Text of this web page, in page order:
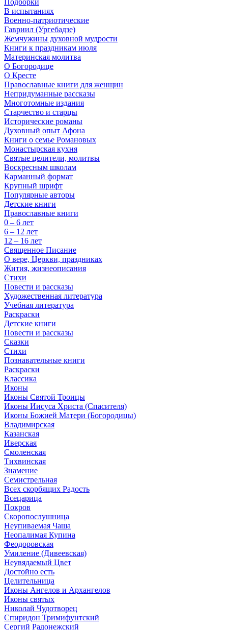
Подборки
В испытаниях
Военно-патриотические
Гавриил (Ургебадзе)
Жемчужины духовной мудрости
Книги к праздникам июля
Материнская молитва
О Богородице
О Кресте
Православные книги для женщин
Непридуманные рассказы
Многотомные издания
Старчество и старцы
Исторические романы
Духовный опыт Афона
Книги о семье Романовых
Монастырская кухня
Святые целители, молитвы
Воскресным школам
Карманный формат
Крупный шрифт
Популярные авторы
Детские книги
Православные книги
0 – 6 лет
6 – 12 лет
12 – 16 лет
Священное Писание
О вере, Церкви, праздниках
Жития, жизнеописания
Стихи
Повести и рассказы
Художественная литература
Учебная литература
Раскраски
Детские книги
Повести и рассказы
Сказки
Стихи
Познавательные книги
Раскраски
Классика
Иконы
Иконы Святой Троицы
Иконы Иисуса Христа (Спасителя)
Иконы Божией Матери (Богородицы)
Владимирская
Казанская
Иверская
Смоленская
Тихвинская
Знамение
Семистрельная
Всех скорбящих Радость
Всецарица
Покров
Скоропослушница
Неупиваемая Чаша
Неопалимая Купина
Феодоровская
Умиление (Дивеевская)
Неувядаемый Цвет
Достойно есть
Целительница
Иконы Ангелов и Архангелов
Иконы святых
Николай Чудотворец
Спиридон Тримифунтский
Сергий Радонежский